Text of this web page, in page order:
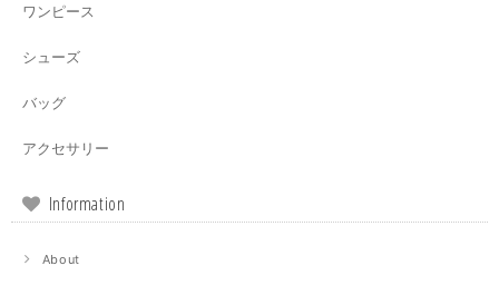
ワンピース
シューズ
バッグ
アクセサリー
Information
About